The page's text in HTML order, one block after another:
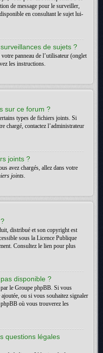
de message pour le surveiller,
en consultant le sujet lui-
de sujets ?
panneau de l’utilisateur (onglet
les instructions.
sur ce forum ?
types de fichiers joints. Si
chargé, contactez l’administrateur
joints ?
avez chargés, allez dans votre
joints.
distribué et son copyright est
sous la Licence Publique
Consultez le lien pour plus
disponible ?
le Groupe phpBB. Si vous
ou si vous souhaitez signaler
où vous trouverez les
questions légales